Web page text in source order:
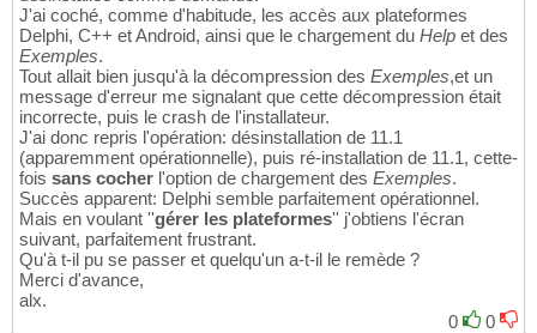
J'ai coché, comme d'habitude, les accès aux plateformes
Delphi, C++ et Android, ainsi que le chargement du Help et des
Exemples.
Tout allait bien jusqu'à la décompression des Exemples,et un
message d'erreur me signalant que cette décompression était
incorrecte, puis le crash de l'installateur.
J'ai donc repris l'opération: désinstallation de 11.1
(apparemment opérationnelle), puis ré-installation de 11.1, cette-
fois sans cocher l'option de chargement des Exemples.
Succès apparent: Delphi semble parfaitement opérationnel.
Mais en voulant ''gérer les plateformes'' j'obtiens l'écran
suivant, parfaitement frustrant.
Qu'à t-il pu se passer et quelqu'un a-t-il le remède ?
Merci d'avance,
alx.
0
0